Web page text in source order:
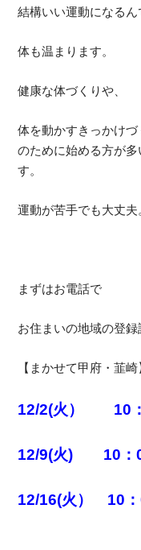
結構いい運動になるん
体も温まります。
健康な体づくりや、
体を動かすきっかけづ
のために始める方が多
す。
運動が苦手でも大丈夫
まずはお電話で
お住まいの地域の登録
【まかせて甲府・韮
12/2(火） 10
12/9(火) 10：
12/16(火） 10